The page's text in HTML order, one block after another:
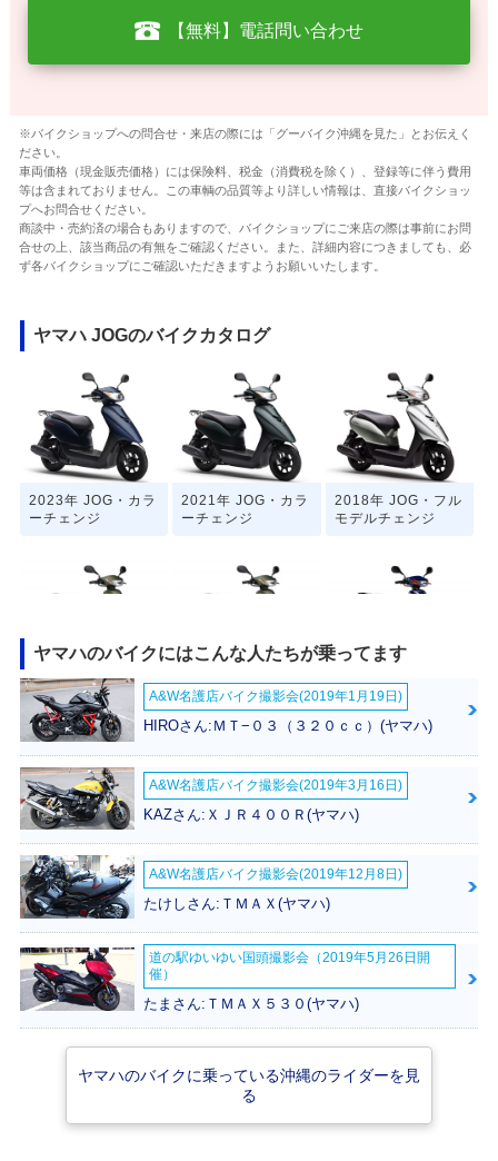
【無料】電話問い合わせ
※バイクショップへの問合せ・来店の際には「グーバイク沖縄を見た」とお伝えく
ださい。
車両価格（現金販売価格）には保険料、税金（消費税を除く）、登録等に伴う費用
等は含まれておりません。この車輌の品質等より詳しい情報は、直接バイクショッ
プへお問合せください。
商談中・売約済の場合もありますので、バイクショップにご来店の際は事前にお問
合せの上、該当商品の有無をご確認ください。また、詳細内容につきましても、必
ず各バイクショップにご確認いただきますようお願いいたします。
ヤマハ JOGのバイクカタログ
2023年 JOG・カラ
ーチェンジ
2021年 JOG・カラ
ーチェンジ
2018年 JOG・フル
モデルチェンジ
2017年 JOG・マイ
ナーチェンジ
2017年 JOG・追加
2016年 JOG SPEC
IAL・特別・限定仕
2015年 JOG・マイ
ナーチェンジ
2015年 JOG・カラ
ーチェンジ
2013年 JOG・カラ
2012年 ローシート
2011年 JOG
2011年 JOG・カラ
ーチェンジ
ヤマハのバイクにはこんな人たちが乗ってます
A&W名護店バイク撮影会(2019年1月19日)
HIROさん:ＭＴ−０３（３２０ｃｃ）(ヤマハ)
A&W名護店バイク撮影会(2019年3月16日)
KAZさん:ＸＪＲ４００Ｒ(ヤマハ)
A&W名護店バイク撮影会(2019年12月8日)
たけしさん:ＴＭＡＸ(ヤマハ)
道の駅ゆいゆい国頭撮影会（2019年5月26日開
催）
たまさん:ＴＭＡＸ５３０(ヤマハ)
ヤマハのバイクに乗っている沖縄のライダーを見
る